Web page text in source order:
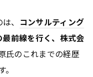
、 コンサルティング
最前線を行く、株式会
氏のこれまでの経歴